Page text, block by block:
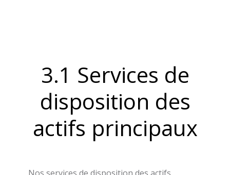
3.1 Services de
disposition des
actifs principaux